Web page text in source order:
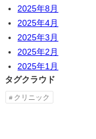
2025年8月
2025年4月
2025年3月
2025年2月
2025年1月
タグクラウド
クリニック